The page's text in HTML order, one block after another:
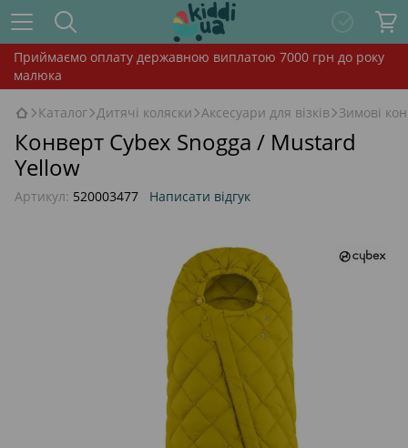
Приймаємо оплату державною виплатою 7000 грн до року
малюка
Каталог Дитячі коляски Аксесуари для візків Зимові
Конверт Cybex Snogga / Mustard
Yellow
Артикул: 520003477 Написати відгук